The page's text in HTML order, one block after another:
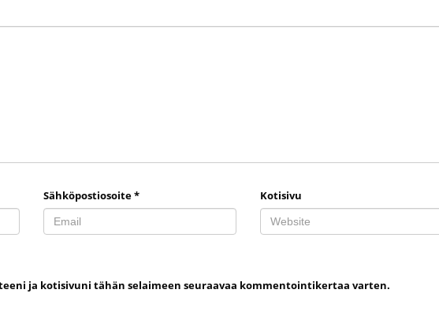
Sähköpostiosoite* Kotisivu
ja kotisivuni tähän selaimeen seuraavaa kommentointikertaa varten.